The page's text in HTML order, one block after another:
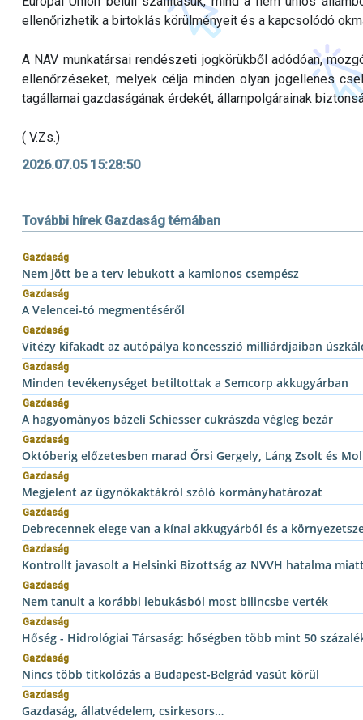
ellenőrizhetik a birtoklás körülményeit és a kapcsolódó
A NAV munkatársai rendészeti jogkörükből adódóan,
ellenőrzéseket, melyek célja minden olyan jogellenes
tagállamai gazdaságának érdekét, állampolgárainak
( V.Zs.)
2026.07.05 15:28:50
További hírek Gazdaság témában
Gazdaság
Nem jött be a terv lebukott a kamionos csempész
Gazdaság
A Velencei-tó megmentéséről
Gazdaság
Vitézy kifakadt az autópálya koncesszió milliárdjaiban
Gazdaság
Minden tevékenységet betiltottak a Semcorp akkugyárban
Gazdaság
A hagyományos bázeli Schiesser cukrászda végleg bezár
Gazdaság
Októberig előzetesben marad Őrsi Gergely, Láng Zsolt és
Gazdaság
Megjelent az ügynökaktákról szóló kormányhatározat
Gazdaság
Debrecennek elege van a kínai akkugyárból és a
Gazdaság
Kontrollt javasolt a Helsinki Bizottság az NVVH hatalma
Gazdaság
Nem tanult a korábbi lebukásból most bilincsbe verték
Gazdaság
Hőség - Hidrológiai Társaság: hőségben több mint 50
Gazdaság
Nincs több titkolózás a Budapest-Belgrád vasút körül
Gazdaság
Gazdaság, állatvédelem, csirkesors…